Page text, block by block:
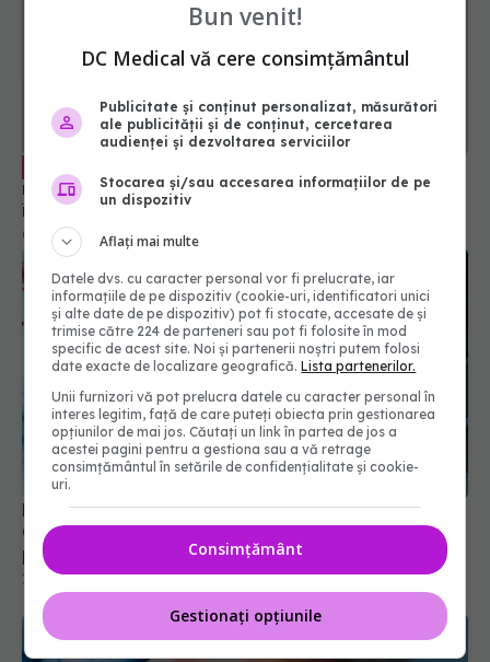
respirator: triplă agresiune. Pleșca: Prevenția
înseamnă să ne întoarcem la recomandările din
timpul pandemiei!
01 oct 2023, 10:48
Medicii avertizează: FLiRT, FLuQE și LB.1, variante
COVID-19, se răspândesc. "Au modificări în
proteina spike. Ignoră imunitatea de la vaccin
sau infectarea anterioară
10 iul 2024, 20:12
Bun venit!
DC Medical vă cere consimțământul
Publicitate și conținut personalizat, măsurători
ale publicității și de conținut, cercetarea
audienței și dezvoltarea serviciilor
Stocarea și/sau accesarea informațiilor de pe
un dispozitiv
Aflați mai multe
Datele dvs. cu caracter personal vor fi prelucrate, iar
informațiile de pe dispozitiv (cookie-uri, identificatori unici
și alte date de pe dispozitiv) pot fi stocate, accesate de și
trimise către 224 de parteneri sau pot fi folosite în mod
specific de acest site. Noi și partenerii noștri putem folosi
date exacte de localizare geografică.Lista partenerilor.
Unii furnizori vă pot prelucra datele cu caracter personal în
interes legitim, față de care puteți obiecta prin gestionarea
opțiunilor de mai jos. Căutați un link în partea de jos a
acestei pagini pentru a gestiona sau a vă retrage
consimțământul în setările de confidențialitate și cookie-
uri.
Consimțământ
Gestionați opțiunile